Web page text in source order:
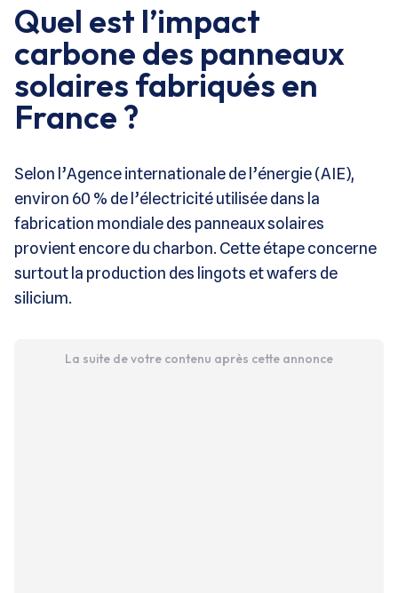
Quel est l’impact
carbone des panneaux
solaires fabriqués en
France ?
Selon l’Agence internationale de l’énergie (AIE),
environ 60 % de l’électricité utilisée dans la
fabrication mondiale des panneaux solaires
provient encore du charbon. Cette étape concerne
surtout la production des lingots et wafers de
silicium.
La suite de votre contenu après cette annonce